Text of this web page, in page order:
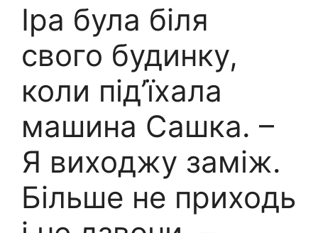
Іра була біля
свого будинку,
коли під’їхала
машина Сашка. –
Я виходжу заміж.
Більше не приходь